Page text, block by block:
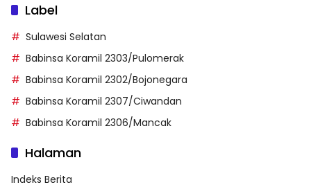
Label
Sulawesi Selatan
Babinsa Koramil 2303/Pulomerak
Babinsa Koramil 2302/Bojonegara
Babinsa Koramil 2307/Ciwandan
Babinsa Koramil 2306/Mancak
Halaman
Indeks Berita